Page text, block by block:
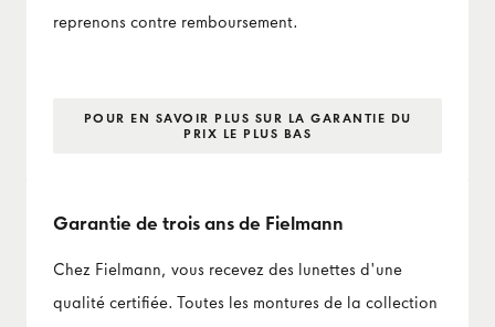
reprenons contre remboursement.
POUR EN SAVOIR PLUS SUR LA GARANTIE DU
PRIX LE PLUS BAS
Garantie de trois ans de Fielmann
Chez Fielmann, vous recevez des lunettes d'une
qualité certifiée. Toutes les montures de la collection